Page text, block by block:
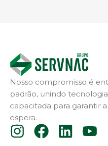
Nosso compromisso é
padrão, unindo
capacitada para garantir
espera.